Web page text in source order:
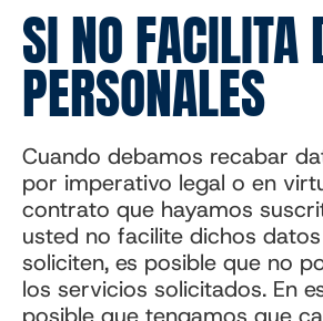
SI NO FACILITA
PERSONALES
Cuando debamos recabar
por imperativo legal o en
contrato que hayamos
usted no facilite dichos
soliciten, es posible que no
los servicios solicitados. En